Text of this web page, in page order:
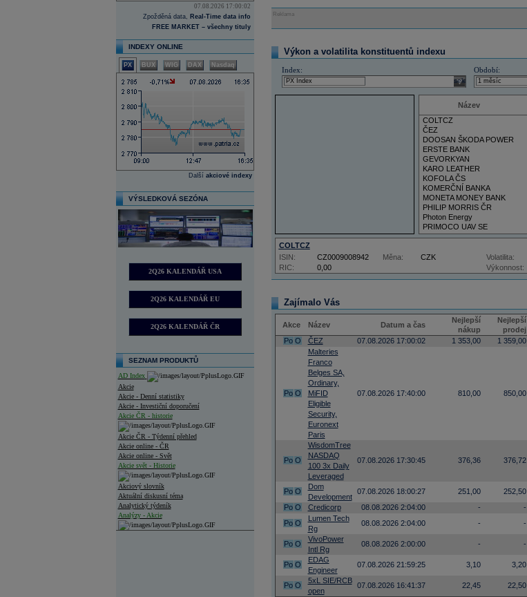
07.08.2026 17:00:02
Zpožděná data, Real-Time data info
FREE MARKET – všechny tituly
INDEXY ONLINE
PX BUX WIG DAX Nasdaq
Další akciové indexy
VÝSLEDKOVÁ SEZÓNA
2Q26 KALENDÁŘ USA
2Q26 KALENDÁŘ EU
2Q26 KALENDÁŘ ČR
SEZNAM PRODUKTŮ
AD Index
Akcie
Akcie - Denní statistiky
Akcie - Investiční doporučení
Akcie ČR - historie
Akcie ČR - Týdenní přehled
Akcie online - ČR
Akcie online - Svět
Akcie svět - Historie
Akciový slovník
Aktuální diskusní téma
Analytický týdeník
Analýzy - Akcie
Reklama
Výkon a volatilita konstituentů indexu
Index:
select
Období:
Název
COLTCZ
ČEZ
DOOSAN ŠKODA POWER
ERSTE BANK
GEVORKYAN
KARO LEATHER
KOFOLA ČS
KOMERČNÍ BANKA
MONETA MONEY BANK
PHILIP MORRIS ČR
Photon Energy
PRIMOCO UAV SE
VIG
COLTCZ
RIC: 0,00
ISIN: CZ0009008942 Měna: CZK Volatilita:
Výkonnost:
Zajímalo Vás
Akce Název Datum a čas
Nejlepší
nákup
Nejlepší
prodej
Po O ČEZ 07.08.2026 17:00:02 1 353,00 1 359,00
Po O
Malteries
Franco
Belges SA,
Ordinary,
MiFID
Eligible
Security,
Euronext
Paris
07.08.2026 17:40:00 810,00 850,00
Po O
WisdomTree
NASDAQ
100 3x Daily
Leveraged
07.08.2026 17:30:45 376,36 376,72
Po O
Dom
Development
07.08.2026 18:00:27 251,00 252,50
Po O Credicorp 08.08.2026 2:04:00 - -
Po O
Lumen Tech
Rg
08.08.2026 2:04:00 - -
Po O
VivoPower
Intl Rg
08.08.2026 2:00:00 - -
Po O
EDAG
Engineer
07.08.2026 21:59:25 3,10 3,20
Po O
5xL SIE/RCB
open
07.08.2026 16:41:37 22,45 22,50